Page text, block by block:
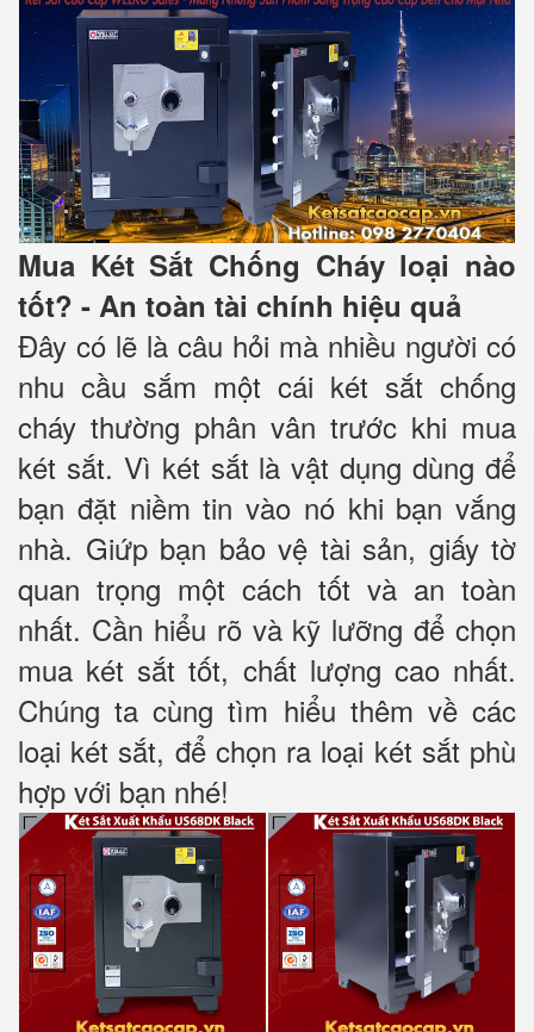
Mua Két Sắt Chống Cháy loại nào
tốt? - An toàn tài chính hiệu quả
Đây có lẽ là câu hỏi mà nhiều người có
nhu cầu sắm một cái két sắt chống
cháy thường phân vân trước khi mua
két sắt. Vì két sắt là vật dụng dùng để
bạn đặt niềm tin vào nó khi bạn vắng
nhà. Giứp bạn bảo vệ tài sản, giấy tờ
quan trọng một cách tốt và an toàn
nhất. Cần hiểu rõ và kỹ lưỡng để chọn
mua két sắt tốt, chất lượng cao nhất.
Chúng ta cùng tìm hiểu thêm về các
loại két sắt, để chọn ra loại két sắt phù
hợp với bạn nhé!